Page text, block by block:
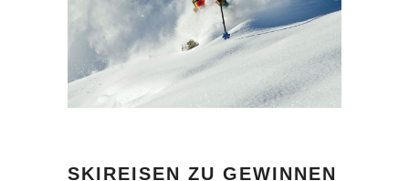
SKIREISEN ZU GEWINNEN